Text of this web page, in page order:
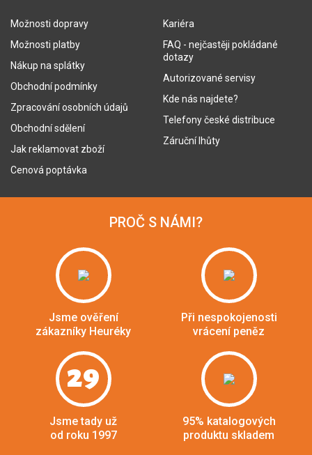
Možnosti dopravy
Možnosti platby
Nákup na splátky
Obchodní podmínky
Zpracování osobních údajů
Obchodní sdělení
Jak reklamovat zboží
Cenová poptávka
Kariéra
FAQ - nejčastěji pokládané
dotazy
Autorizované servisy
Kde nás najdete?
Telefony české distribuce
Záruční lhůty
PROČ S NÁMI?
Jsme ověření
zákazníky Heuréky
Při nespokojenosti
vrácení peněz
29
Jsme tady už
od roku 1997
95% katalogových
produktu skladem